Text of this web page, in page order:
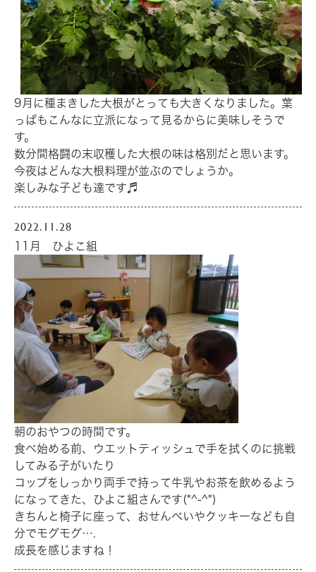
9月に種まきした大根がとっても大きくなりました。葉
っぱもこんなに立派になって見るからに美味しそうで
す。
数分間格闘の末収穫した大根の味は格別だと思います。
今夜はどんな大根料理が並ぶのでしょうか。
楽しみな子ども達です♬
2022.11.28
11月 ひよこ組
朝のおやつの時間です。
食べ始める前、ウエットティッシュで手を拭くのに挑戦
してみる子がいたり
コップをしっかり両手で持って牛乳やお茶を飲めるよう
になってきた、ひよこ組さんです(*^-^*)
きちんと椅子に座って、おせんべいやクッキーなども自
分でモグモグ….
成長を感じますね！